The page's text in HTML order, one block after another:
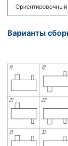
Варианты